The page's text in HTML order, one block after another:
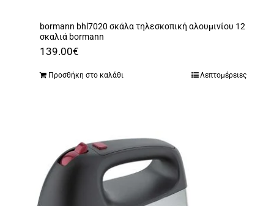
bormann bhl7020 σκάλα τηλεσκοπική αλουμινίου 12
σκαλιά bormann
139.00€
Προσθήκη στο καλάθι Λεπτομέρειες